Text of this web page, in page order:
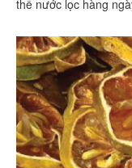
thế nước lọc hàng